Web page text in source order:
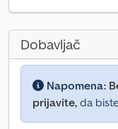
Dobavljač
Napomena:
prijavite, da